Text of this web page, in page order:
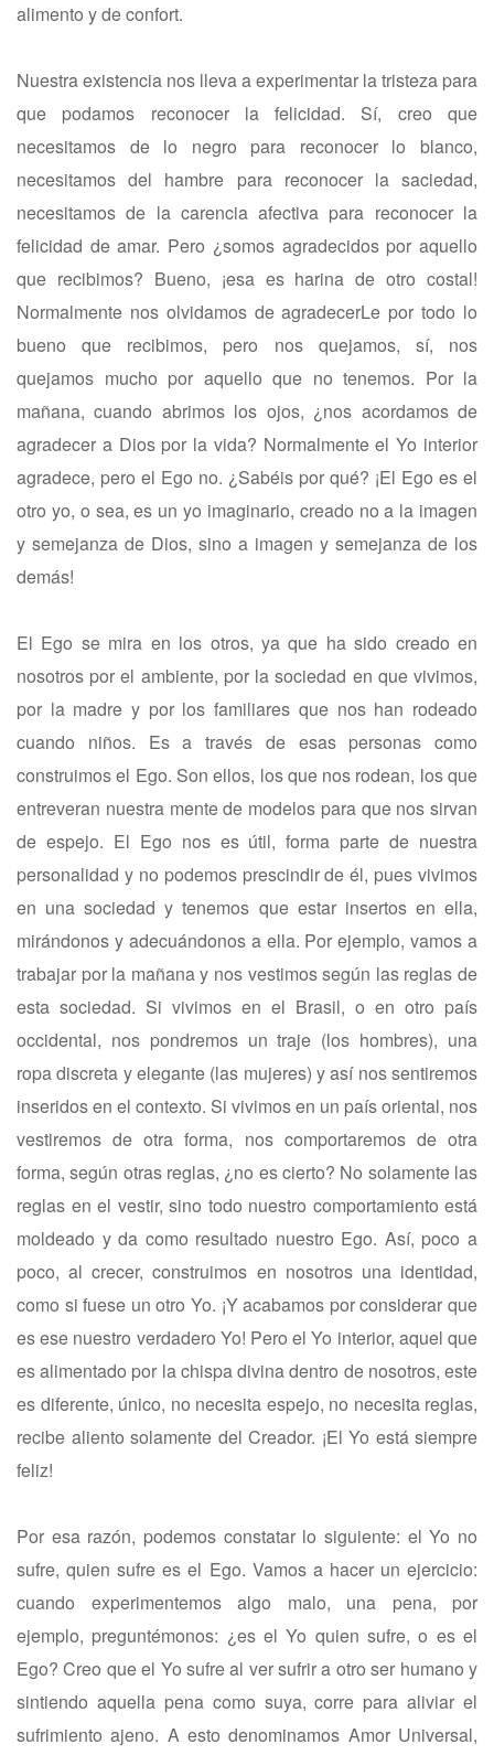
alimento y de confort.
Nuestra existencia nos lleva a experimentar la tristeza para
que podamos reconocer la felicidad. Sí, creo que
necesitamos de lo negro para reconocer lo blanco,
necesitamos del hambre para reconocer la saciedad,
necesitamos de la carencia afectiva para reconocer la
felicidad de amar. Pero ¿somos agradecidos por aquello
que recibimos? Bueno, ¡esa es harina de otro costal!
Normalmente nos olvidamos de agradecerLe por todo lo
bueno que recibimos, pero nos quejamos, sí, nos
quejamos mucho por aquello que no tenemos. Por la
mañana, cuando abrimos los ojos, ¿nos acordamos de
agradecer a Dios por la vida? Normalmente el Yo interior
agradece, pero el Ego no. ¿Sabéis por qué? ¡El Ego es el
otro yo, o sea, es un yo imaginario, creado no a la imagen
y semejanza de Dios, sino a imagen y semejanza de los
demás!
El Ego se mira en los otros, ya que ha sido creado en
nosotros por el ambiente, por la sociedad en que vivimos,
por la madre y por los familiares que nos han rodeado
cuando niños. Es a través de esas personas como
construimos el Ego. Son ellos, los que nos rodean, los que
entreveran nuestra mente de modelos para que nos sirvan
de espejo. El Ego nos es útil, forma parte de nuestra
personalidad y no podemos prescindir de él, pues vivimos
en una sociedad y tenemos que estar insertos en ella,
mirándonos y adecuándonos a ella. Por ejemplo, vamos a
trabajar por la mañana y nos vestimos según las reglas de
esta sociedad. Si vivimos en el Brasil, o en otro país
occidental, nos pondremos un traje (los hombres), una
ropa discreta y elegante (las mujeres) y así nos sentiremos
inseridos en el contexto. Si vivimos en un país oriental, nos
vestiremos de otra forma, nos comportaremos de otra
forma, según otras reglas, ¿no es cierto? No solamente las
reglas en el vestir, sino todo nuestro comportamiento está
moldeado y da como resultado nuestro Ego. Así, poco a
poco, al crecer, construimos en nosotros una identidad,
como si fuese un otro Yo. ¡Y acabamos por considerar que
es ese nuestro verdadero Yo! Pero el Yo interior, aquel que
es alimentado por la chispa divina dentro de nosotros, este
es diferente, único, no necesita espejo, no necesita reglas,
recibe aliento solamente del Creador. ¡El Yo está siempre
feliz!
Por esa razón, podemos constatar lo siguiente: el Yo no
sufre, quien sufre es el Ego. Vamos a hacer un ejercicio:
cuando experimentemos algo malo, una pena, por
ejemplo, preguntémonos: ¿es el Yo quien sufre, o es el
Ego? Creo que el Yo sufre al ver sufrir a otro ser humano y
sintiendo aquella pena como suya, corre para aliviar el
sufrimiento ajeno. A esto denominamos Amor Universal,